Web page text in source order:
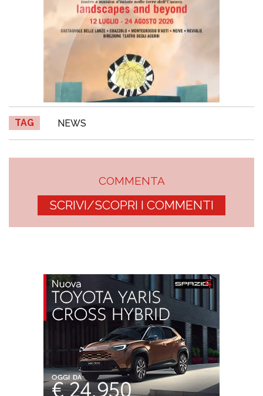
TAG NEWS
COMMENTA
SCRIVI/SCOPRI I COMMENTI